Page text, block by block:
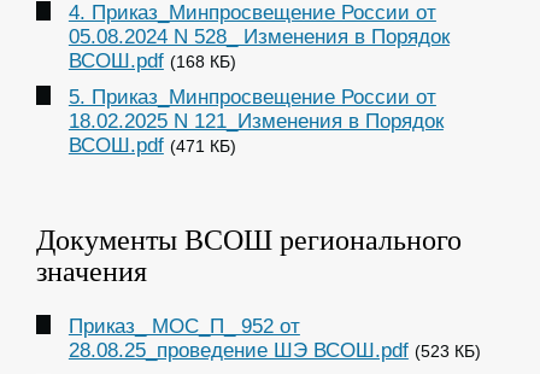
4. Приказ_Минпросвещение России от
05.08.2024 N 528_ Изменения в Порядок
ВСОШ.pdf (168 КБ)
5. Приказ_Минпросвещение России от
18.02.2025 N 121_Изменения в Порядок
ВСОШ.pdf (471 КБ)
Документы ВСОШ регионального
значения
Приказ_ МОС_П_ 952 от
28.08.25_проведение ШЭ ВСОШ.pdf (523 КБ)